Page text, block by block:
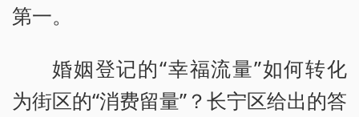
第一。
婚姻登记的“幸福流量”如何转化
为街区的“消费留量”？长宁区给出的答